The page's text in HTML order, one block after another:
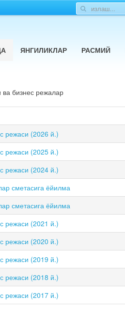
ЯНГИЛИКЛАР РАСМИЙ
ва бизнес режалар
режаси (2026 й.)
режаси (2025 й.)
режаси (2024 й.)
сметасига ёйилма
сметасига ёйилма
режаси (2021 й.)
режаси (2020 й.)
режаси (2019 й.)
режаси (2018 й.)
режаси (2017 й.)